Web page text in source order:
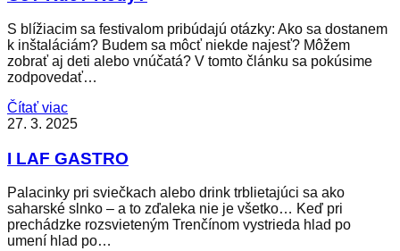
S blížiacim sa festivalom pribúdajú otázky: Ako sa dostanem
k inštaláciám? Budem sa môcť niekde najesť? Môžem
zobrať aj deti alebo vnúčatá? V tomto článku sa pokúsime
zodpovedať…
Čítať viac
27. 3. 2025
I LAF GASTRO
Palacinky pri sviečkach alebo drink trblietajúci sa ako
saharské slnko – a to zďaleka nie je všetko… Keď pri
prechádzke rozsvieteným Trenčínom vystrieda hlad po
umení hlad po…